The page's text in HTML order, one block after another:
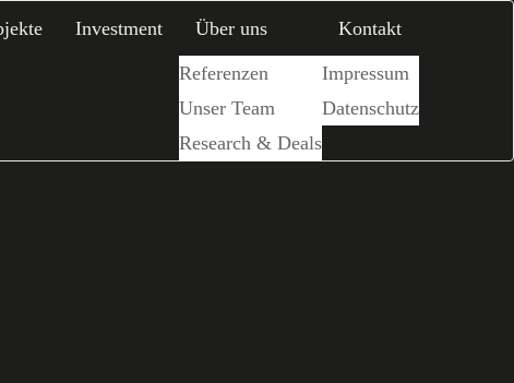
Investment Über uns
Referenzen
Unser Team
Research & Deals
Kontakt
Impressum
Datenschutz